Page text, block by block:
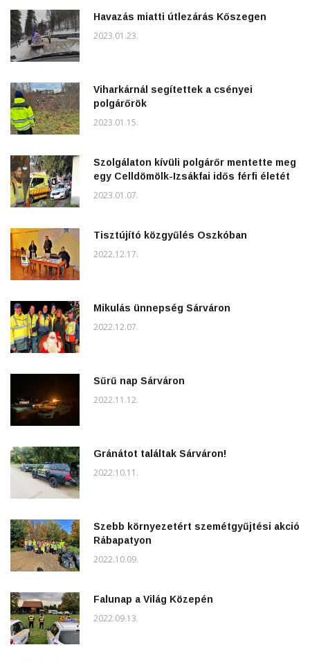
Havazás miatti útlezárás Kőszegen
2023.01.23.
Viharkárnál segítettek a csényei
polgárőrök
2023.01.15.
Szolgálaton kívüli polgárőr mentette meg
egy Celldömölk-Izsákfai idős férfi életét
2023.01.07.
Tisztújító közgyűlés Oszkóban
2022.12.17.
Mikulás ünnepség Sárváron
2022.12.07.
Sűrű nap Sárváron
2022.11.12.
Gránátot találtak Sárváron!
2022.10.11.
Szebb környezetért szemétgyűjtési akció
Rábapatyon
2022.10.09.
Falunap a Világ Közepén
2022.09.13.